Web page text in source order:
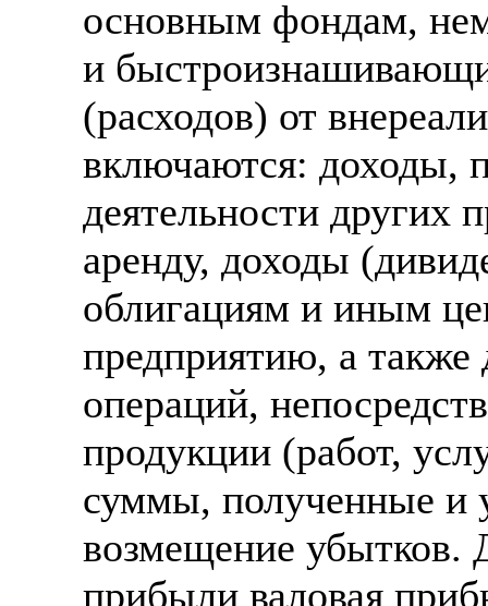
основным фондам,
и
(расходов) от
включаются: доходы,
деятельности других
аренду, доходы
облигациям и иным
предприятию, а также
операций,
продукции (работ,
суммы, полученные и
возмещение убытков.
прибыли валовая